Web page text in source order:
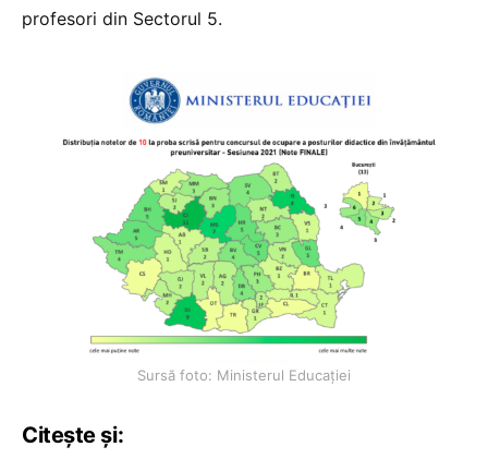
profesori din Sectorul 5.
Sursă foto: Ministerul Educației
Citește și: